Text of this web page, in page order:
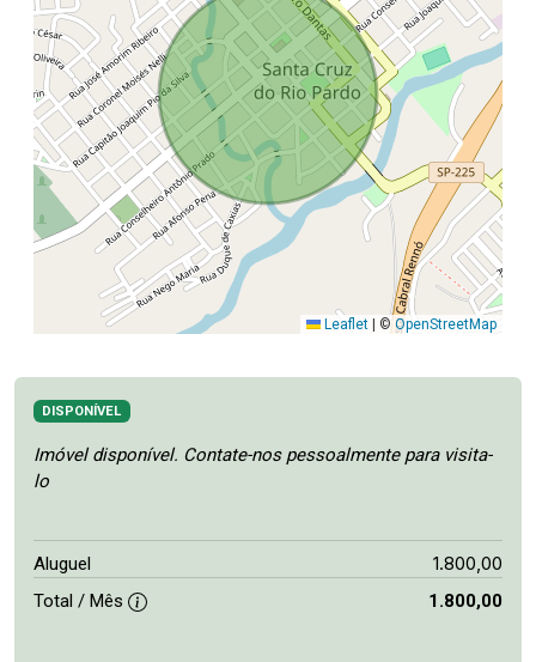
Leaflet | ©OpenStreetMap
DISPONÍVEL
Imóvel disponível. Contate-nos pessoalmente para visita-
lo
Aluguel 1.800,00
Total / Mês 1.800,00